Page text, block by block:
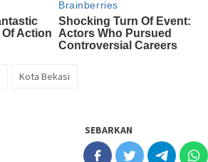
Kota Bekasi
SEBARKAN